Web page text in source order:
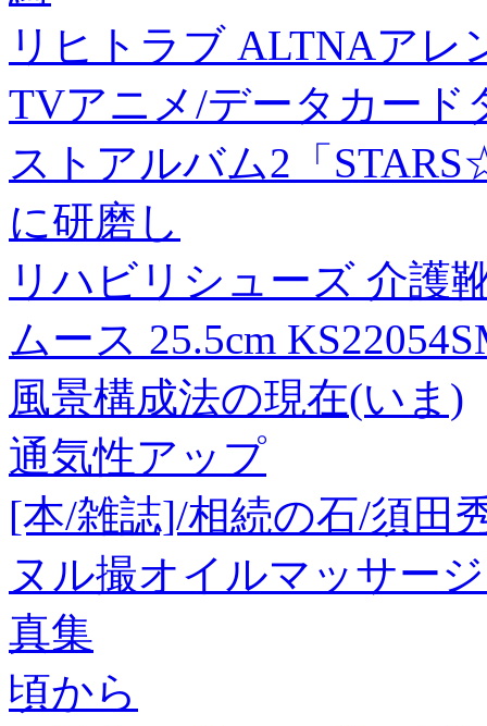
リヒトラブ ALTNAアレ
TVアニメ/データカード
ストアルバム2「
に研磨し
リハビリシューズ 介護
ムース 25.5cm
風景構成法の現在(いま)
通気性アップ
[本/雑誌]/相続の石/須田
ヌル撮オイルマッサー
真集
頃から